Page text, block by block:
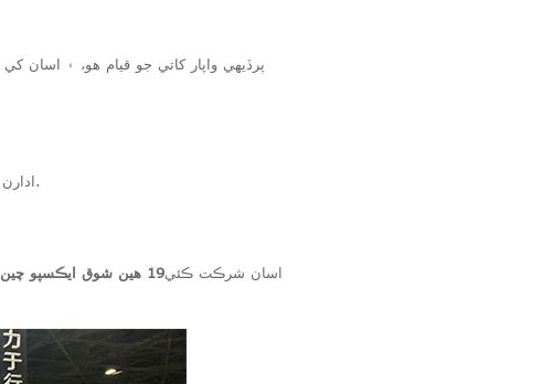
اسان چين ۾ سٺي مواد جي چونڊ سرگرمين ۾ نئين مواد جي صنعت جي سالياني TOP 20 ادارن ۾ ڪاميابي حاصل ڪئي.
اسان شرڪت ڪئي19 هين شوق ايڪسپو چين